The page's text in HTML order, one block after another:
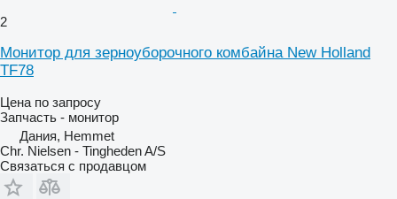
2
Монитор для зерноуборочного комбайна New Holland
TF78
Цена по запросу
Запчасть - монитор
Дания, Hemmet
Chr. Nielsen - Tingheden A/S
Связаться с продавцом